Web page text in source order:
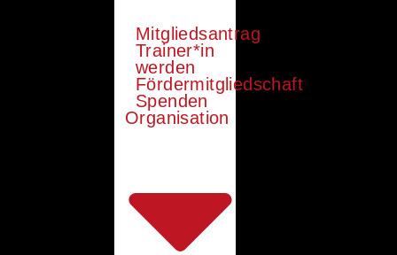
Mitgliedsantrag
Trainer*in
werden
Fördermitgliedschaft
Spenden
Organisation